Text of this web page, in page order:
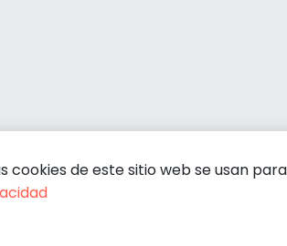
de este sitio web se usan